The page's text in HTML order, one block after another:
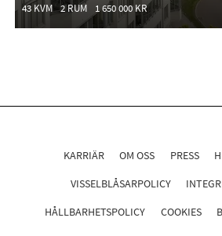
43 KVM 2 RUM 1 650 000 KR
KARRIÄR OM OSS PRESS
VISSELBLÅSARPOLICY
HÅLLBARHETSPOLICY COOKIES